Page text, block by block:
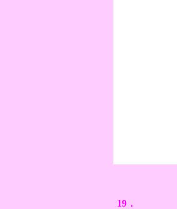
19．